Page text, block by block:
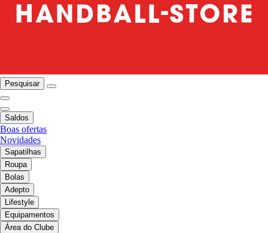
Pesquisar
Saldos
Boas ofertas
Novidades
Sapatilhas
Roupa
Bolas
Adepto
Lifestyle
Equipamentos
Área do Clube